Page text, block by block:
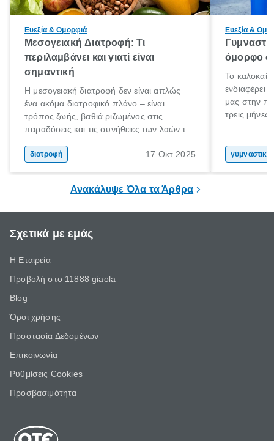
Ευεξία & Ομορφιά
Μεσογειακή Διατροφή: Τι
περιλαμβάνει και γιατί είναι
σημαντική
Η μεσογειακή διατροφή δεν είναι απλώς
ένα ακόμα διατροφικό πλάνο – είναι
τρόπος ζωής, βαθιά ριζωμένος στις
παραδόσεις και τις συνήθειες των λαών της
και ανεπεξέργαστα υλικά, αυτή η διατροφή
διατροφή 17 Οκτ 2025
Ευεξία &
όμορφο
Το
ενδιαφέρει
μας στην
τρεις μήνες
σου! Δεν
καλοκαίρι
γυμναστική
Ανακάλυψε Όλα τα Άρθρα
Σχετικά με εμάς
Η Εταιρεία
Προβολή στο 11888 giaola
Blog
Όροι χρήσης
Προστασία Δεδομένων
Επικοινωνία
Ρυθμίσεις Cookies
Προσβασιμότητα